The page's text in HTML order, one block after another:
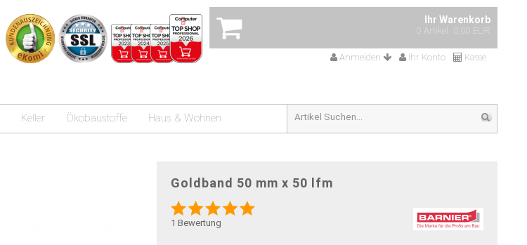
Ihr Warenkorb
0 Artikel 0,00 EUR
Anmelden Ihr Konto Kasse
Keller Ökobaustoffe Haus & Wohnen
Goldband 50 mm x 50 lfm
1 Bewertung